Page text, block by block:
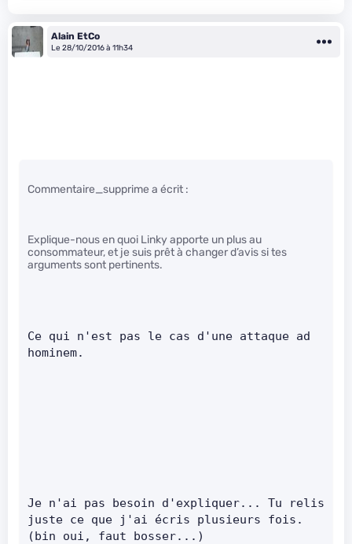
Alain EtCo
Le 28/10/2016 à 11h34
Commentaire_supprime a écrit :
Explique-nous en quoi Linky apporte un plus au
consommateur, et je suis prêt à changer d’avis si tes
arguments sont pertinents.
Ce qui n'est pas le cas d'une attaque ad
hominem.
Je n'ai pas besoin d'expliquer... Tu relis
juste ce que j'ai écris plusieurs fois.
(bin oui, faut bosser...)